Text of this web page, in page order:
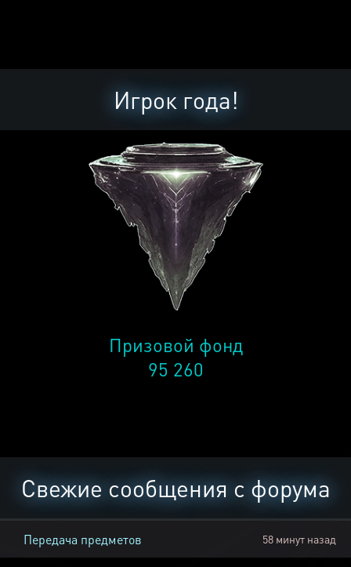
Игрок года!
Призовой фонд
95 260
Свежие сообщения с форума
Передача предметов 58 минут назад